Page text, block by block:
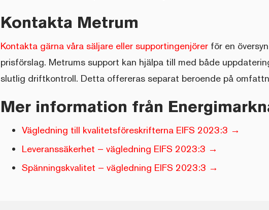
Kontakta Metrum
Kontakta gärna våra säljare eller supportingenjörer för en
prisförslag. Metrums support kan hjälpa till med både
slutlig driftkontroll. Detta offereras separat beroende på
Mer information från
Vägledning till kvalitetsföreskrifterna EIFS 2023:3 →
Leveranssäkerhet – vägledning EIFS 2023:3 →
Spänningskvalitet – vägledning EIFS 2023:3 →